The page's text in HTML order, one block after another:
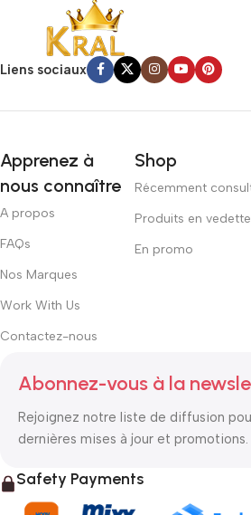
Liens sociaux
Apprenez à
nous connaître
A propos
FAQs
Nos Marques
Work With Us
Contactez-nous
Shop
Récemment
Produits en vedette
En promo
Abonnez-vous à la
Rejoignez notre liste de diffusion
dernières mises à jour et promotions.
Safety Payments